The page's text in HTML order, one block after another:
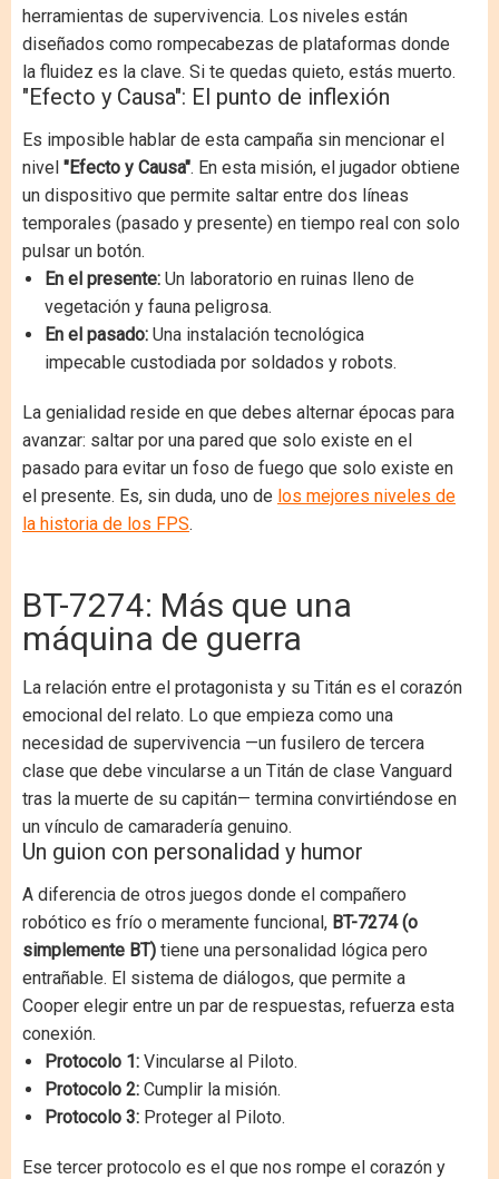
herramientas de supervivencia. Los niveles están
diseñados como rompecabezas de plataformas donde
la fluidez es la clave. Si te quedas quieto, estás muerto.
"Efecto y Causa": El punto de inflexión
Es imposible hablar de esta campaña sin mencionar el
nivel "Efecto y Causa". En esta misión, el jugador obtiene
un dispositivo que permite saltar entre dos líneas
temporales (pasado y presente) en tiempo real con solo
pulsar un botón.
En el presente: Un laboratorio en ruinas lleno de
vegetación y fauna peligrosa.
En el pasado: Una instalación tecnológica
impecable custodiada por soldados y robots.
La genialidad reside en que debes alternar épocas para
avanzar: saltar por una pared que solo existe en el
pasado para evitar un foso de fuego que solo existe en
el presente. Es, sin duda, uno de los mejores niveles de
la historia de los FPS.
BT-7274: Más que una
máquina de guerra
La relación entre el protagonista y su Titán es el corazón
emocional del relato. Lo que empieza como una
necesidad de supervivencia —un fusilero de tercera
clase que debe vincularse a un Titán de clase Vanguard
tras la muerte de su capitán— termina convirtiéndose en
un vínculo de camaradería genuino.
Un guion con personalidad y humor
A diferencia de otros juegos donde el compañero
robótico es frío o meramente funcional, BT-7274 (o
simplemente BT) tiene una personalidad lógica pero
entrañable. El sistema de diálogos, que permite a
Cooper elegir entre un par de respuestas, refuerza esta
conexión.
Protocolo 1: Vincularse al Piloto.
Protocolo 2: Cumplir la misión.
Protocolo 3: Proteger al Piloto.
Ese tercer protocolo es el que nos rompe el corazón y